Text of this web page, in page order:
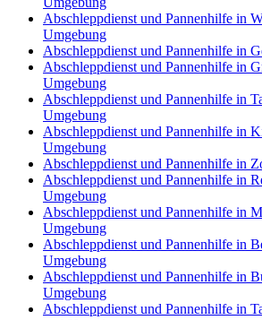
Abschleppdienst und Pannenhilfe in
Umgebung
Abschleppdienst und Pannenhilfe in
Abschleppdienst und Pannenhilfe in
Umgebung
Abschleppdienst und Pannenhilfe in
Umgebung
Abschleppdienst und Pannenhilfe in
Umgebung
Abschleppdienst und Pannenhilfe in
Abschleppdienst und Pannenhilfe in
Umgebung
Abschleppdienst und Pannenhilfe in
Umgebung
Abschleppdienst und Pannenhilfe in
Umgebung
Abschleppdienst und Pannenhilfe in
Umgebung
Abschleppdienst und Pannenhilfe in